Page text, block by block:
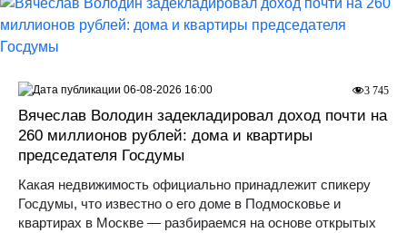
Вячеслав Володин задекладировал доход почти на
260 миллионов рублей: дома и квартиры
председателя Госдумы
Какая недвижимость официально принадлежит спикеру
Госдумы, что известно о его доме в Подмосковье и
квартирах в Москве — разбираемся на основе открытых
3 745
06-08-2026 16:00